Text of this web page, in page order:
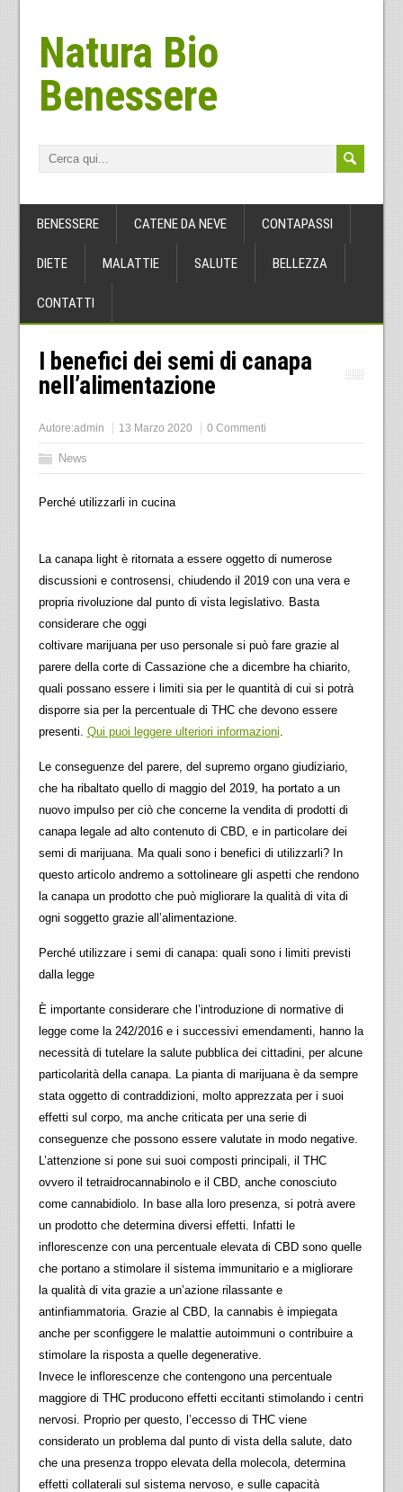
Natura Bio
Benessere
BENESSERE CATENE DA NEVE CONTAPASSI
DIETE MALATTIE SALUTE BELLEZZA
CONTATTI
I benefici dei semi di canapa
nell’alimentazione
Autore:admin 13 Marzo 2020 0 Commenti
News
Perché utilizzarli in cucina
La canapa light è ritornata a essere oggetto di numerose
discussioni e controsensi, chiudendo il 2019 con una vera e
propria rivoluzione dal punto di vista legislativo. Basta
considerare che oggi
coltivare marijuana per uso personale si può fare grazie al
parere della corte di Cassazione che a dicembre ha chiarito,
quali possano essere i limiti sia per le quantità di cui si potrà
disporre sia per la percentuale di THC che devono essere
presenti. Qui puoi leggere ulteriori informazioni.
Le conseguenze del parere, del supremo organo giudiziario,
che ha ribaltato quello di maggio del 2019, ha portato a un
nuovo impulso per ciò che concerne la vendita di prodotti di
canapa legale ad alto contenuto di CBD, e in particolare dei
semi di marijuana. Ma quali sono i benefici di utilizzarli? In
questo articolo andremo a sottolineare gli aspetti che rendono
la canapa un prodotto che può migliorare la qualità di vita di
ogni soggetto grazie all’alimentazione.
Perché utilizzare i semi di canapa: quali sono i limiti previsti
dalla legge
È importante considerare che l’introduzione di normative di
legge come la 242/2016 e i successivi emendamenti, hanno la
necessità di tutelare la salute pubblica dei cittadini, per alcune
particolarità della canapa. La pianta di marijuana è da sempre
stata oggetto di contraddizioni, molto apprezzata per i suoi
effetti sul corpo, ma anche criticata per una serie di
conseguenze che possono essere valutate in modo negative.
L’attenzione si pone sui suoi composti principali, il THC
ovvero il tetraidrocannabinoloe il CBD, anche conosciuto
come cannabidiolo. In base alla loro presenza, si potrà avere
un prodotto che determina diversi effetti. Infatti le
inflorescenze con una percentuale elevata di CBD sono quelle
che portano a stimolare il sistema immunitario e a migliorare
la qualità di vita grazie a un’azione rilassante e
antinfiammatoria. Grazie al CBD, la cannabis è impiegata
anche per sconfiggere le malattie autoimmuni o contribuire a
stimolare la risposta a quelle degenerative.
Invece le inflorescenze che contengono una percentuale
maggiore di THC producono effetti eccitanti stimolando i centri
nervosi. Proprio per questo, l’eccesso di THC viene
considerato un problema dal punto di vista della salute, dato
che una presenza troppo elevata della molecola, determina
effetti collaterali sul sistema nervoso, e sulle capacità